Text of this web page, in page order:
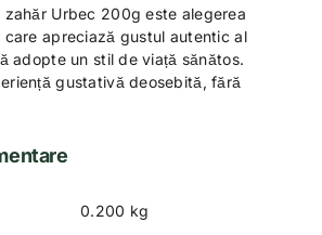
zahăr Urbec 200g este alegerea
apreciază gustul autentic al
adopte un stil de viață sănătos.
gustativă deosebită, fără
0.200 kg